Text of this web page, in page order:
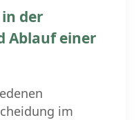
der
Ablauf einer
im